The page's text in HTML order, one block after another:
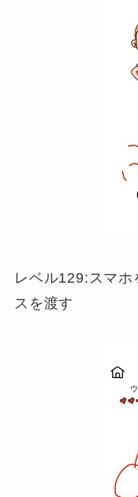
レベル129:スマ
スを渡す